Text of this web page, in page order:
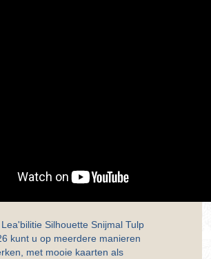
Silhouette Snijmal Tulp
kunt u op meerdere manieren
met mooie kaarten als